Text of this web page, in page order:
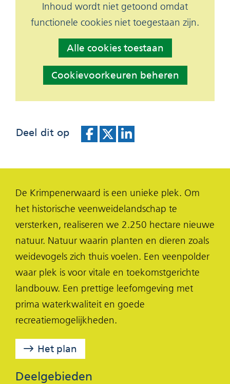
Cookies
toestaan?
Inhoud wordt niet getoond omdat
functionele cookies niet toegestaan zijn.
kan
cookies
op
website
geweigerd.
Alle cookies toestaan
Cookievoorkeuren beheren
Deel dit op
e
e
n
o
p
F
a
c
e
b
o
o
k
e
e
n
o
p
X
(opent
in
nieuw
venster)
e
e
n
o
p
L
i
n
k
De Krimpenerwaard is een unieke plek. Om
het historische veenweidelandschap te
versterken, realiseren we 2.250 hectare nieuwe
natuur. Natuur waarin planten en dieren zoals
weidevogels zich thuis voelen. Een veenpolder
waar plek is voor vitale en toekomstgerichte
landbouw. Een prettige leefomgeving met
prima waterkwaliteit en goede
recreatiemogelijkheden.
Het plan
Deelgebieden